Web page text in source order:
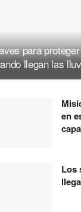
para
llegan las
en
Los